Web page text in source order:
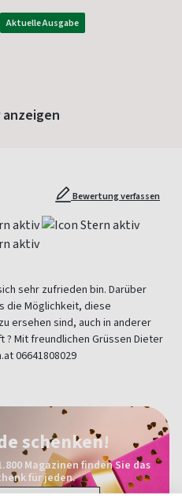
Aktuelle Ausgabe
anzeigen
Bewertung verfassen
sehr zufrieden bin. Darüber
die Möglichkeit, diese
ersehen sind, auch in anderer
? Mit freundlichen Grüssen Dieter
06641808029
schenken!
Magazinen finden Sie das
für jeden.